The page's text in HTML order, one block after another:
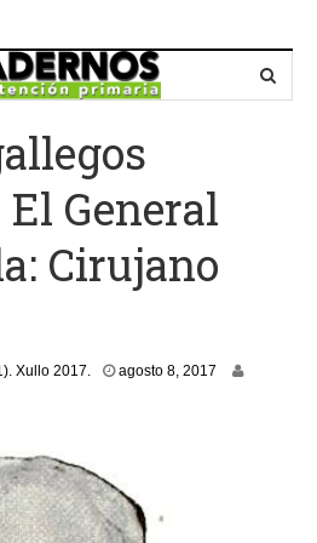
General
Cirujano
Xullo 2017. agosto 8, 2017